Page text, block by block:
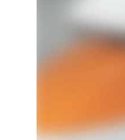
Stereo-Zoom-
Leica